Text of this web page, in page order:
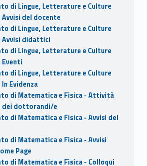
di Lingue, Letterature e Culture
del docente
di Lingue, Letterature e Culture
Avvisi didattici
di Lingue, Letterature e Culture
di Lingue, Letterature e Culture
Evidenza
di Matematica e Fisica - Attività
dei dottorandi/e
di Matematica e Fisica - Avvisi del
di Matematica e Fisica - Avvisi
Page
di Matematica e Fisica - Colloqui